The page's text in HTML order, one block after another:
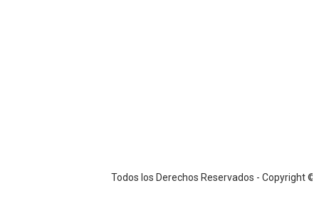
Todos los Derechos Reservados - Copyright ©2026 /